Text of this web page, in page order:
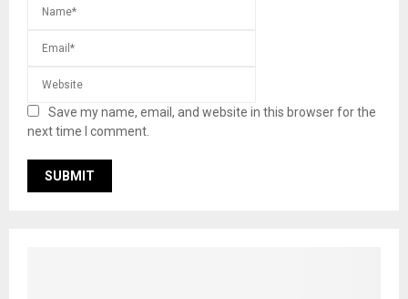
Save my name, email, and website in this browser for the
next time I comment.